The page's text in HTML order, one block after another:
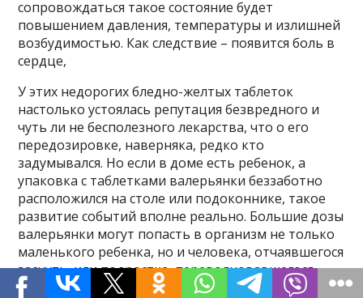
сопровождаться такое состояние будет
повышением давления, температуры и излишней
возбудимостью. Как следствие – появится боль в
сердце,
У этих недорогих бледно-желтых таблеток
настолько устоялась репутация безвредного и
чуть ли не бесполезного лекарства, что о его
передозировке, наверняка, редко кто
задумывался. Но если в доме есть ребенок, а
упаковка с таблетками валерьянки беззаботно
расположился на столе или подоконнике, такое
развитие событий вполне реально. Большие дозы
валерьянки могут попасть в организм не только
маленького ребенка, но и человека, отчаявшегося
заснуть, или подростка, переволновавшегося
перед экзаменом. В любом случае, не мешает